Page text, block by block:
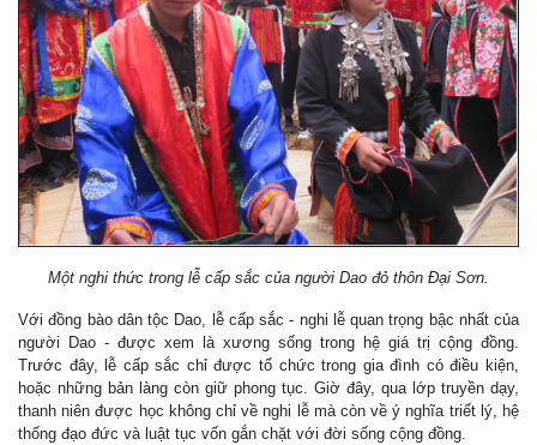
Một nghi thức trong lễ cấp sắc của người Dao đỏ thôn Đại Sơn.
Với đồng bào dân tộc Dao, lễ cấp sắc - nghi lễ quan trọng bậc nhất của
người Dao - được xem là xương sống trong hệ giá trị cộng đồng.
Trước đây, lễ cấp sắc chỉ được tổ chức trong gia đình có điều kiện,
hoặc những bản làng còn giữ phong tục. Giờ đây, qua lớp truyền dạy,
thanh niên được học không chỉ về nghi lễ mà còn về ý nghĩa triết lý, hệ
thống đạo đức và luật tục vốn gắn chặt với đời sống cộng đồng.